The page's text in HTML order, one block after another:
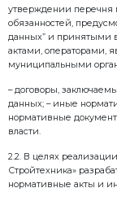
– Федеральный
данных»; –
–
2008 г. № 687
персональных